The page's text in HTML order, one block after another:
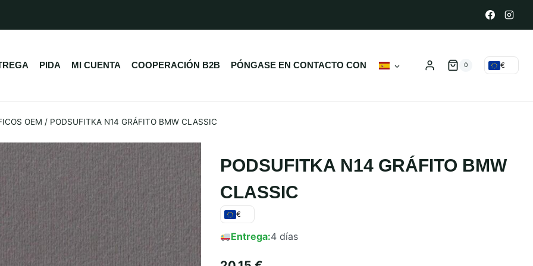
PIDA MI CUENTA COOPERACIÓN B2B PÓNGASE EN CONTACTO CON 0 €
OEM / PODSUFITKA N14 GRÁFITO BMW CLASSIC
PODSUFITKA N14 GRÁFITO BMW
CLASSIC
€
Entrega:4 días